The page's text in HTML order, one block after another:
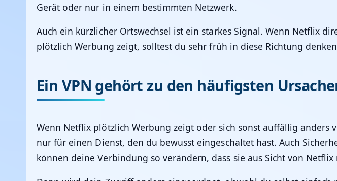
Gerät oder nur in einem bestimmten Netzwerk.
Auch ein kürzlicher Ortswechsel ist ein starkes Signal. Wenn Netflix
plötzlich Werbung zeigt, solltest du sehr früh in diese Richtung
Ein VPN gehört zu den häufigsten
Wenn Netflix plötzlich Werbung zeigt oder sich sonst auffällig anders
nur für einen Dienst, den du bewusst eingeschaltet hast. Auch
können deine Verbindung so verändern, dass sie aus Sicht von